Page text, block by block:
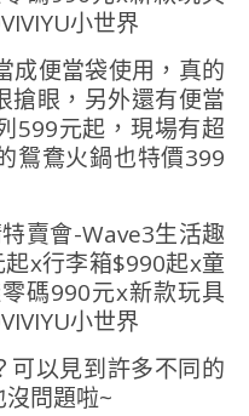
成便當袋使用，真的
搶眼，另外還有便當
599元起，現場有超
鴛鴦火鍋也特價399
以見到許多不同的
問題啦~